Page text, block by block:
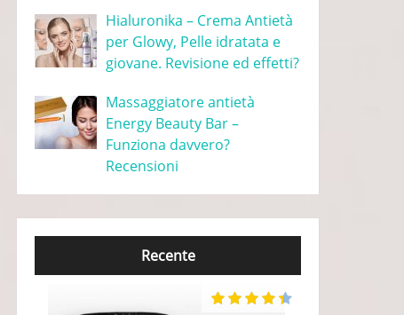
Hialuronika – Crema Antietà
per Glowy, Pelle idratata e
giovane. Revisione ed effetti?
Massaggiatore antietà
Energy Beauty Bar –
Funziona davvero?
Recensioni
Recente